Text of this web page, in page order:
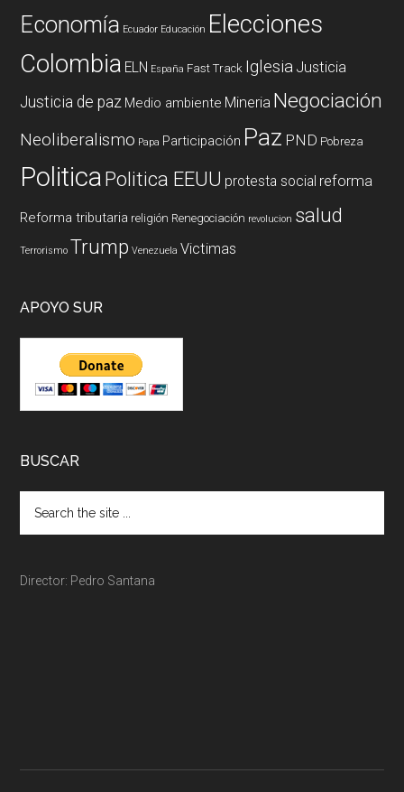
Economía Ecuador Educación Elecciones
Colombia ELN España Fast Track Iglesia Justicia
Justicia de paz Medio ambiente Mineria Negociación
Neoliberalismo Papa Participación Paz PND Pobreza
PoliticaPolitica EEUU protesta social reforma
Reforma tributaria religión Renegociación revolucion salud
Terrorismo Trump Venezuela Victimas
APOYO SUR
BUSCAR
Director: Pedro Santana